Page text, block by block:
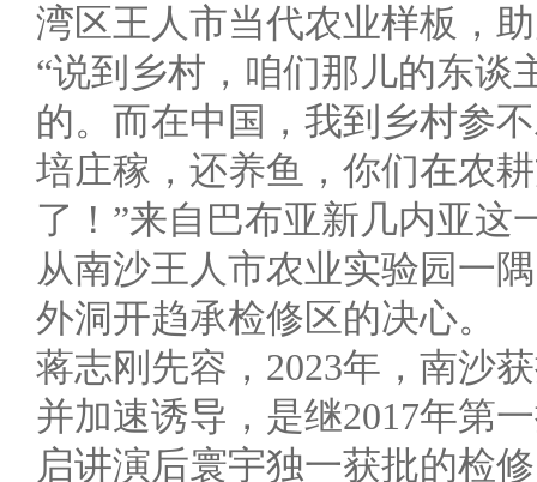
湾区王人市当代农业样板，
“说到乡村，咱们那儿的东谈
的。而在中国，我到乡村参
培庄稼，还养鱼，你们在农
了！”来自巴布亚新几内亚这
从南沙王人市农业实验园一
外洞开趋承检修区的决心。
蒋志刚先容，2023年，南沙
并加速诱导，是继2017年第
启讲演后寰宇独一获批的检